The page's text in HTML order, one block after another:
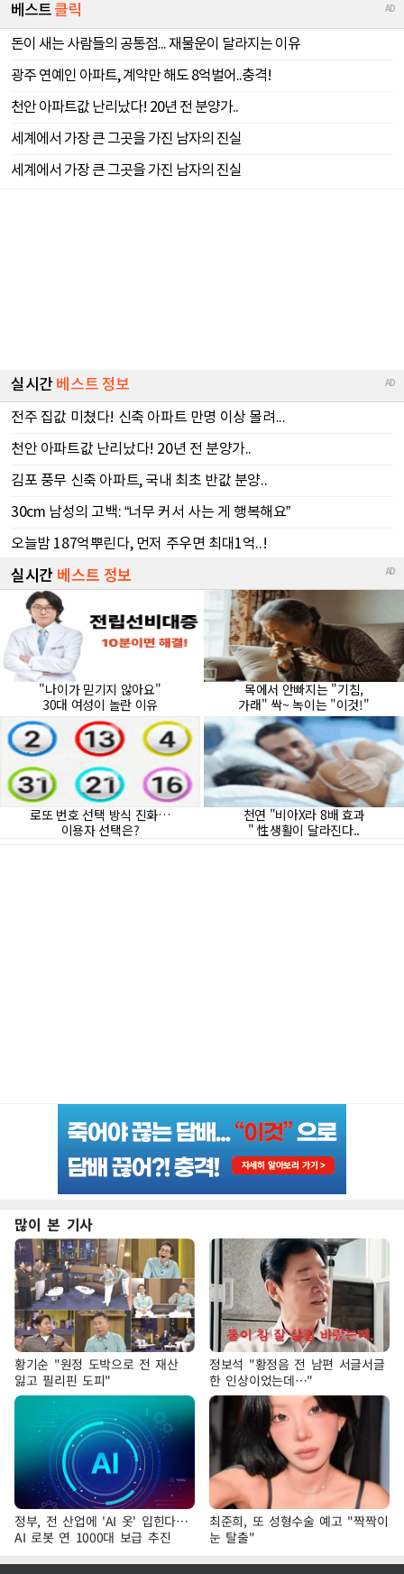
많이 본 기사
황기순 "원정 도박으로 전 재산
잃고 필리핀 도피"
정보석 "황정음 전 남편 서글서글
한 인상이었는데…"
정부, 전 산업에 'AI 옷' 입힌다…
AI 로봇 연 1000대 보급 추진
최준희, 또 성형수술 예고 "짝짝이
눈 탈출"